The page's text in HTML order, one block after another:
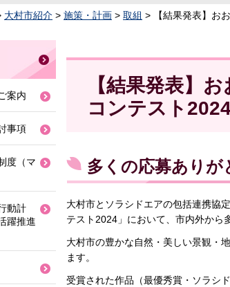
大村市紹介 > 施策・計画 > 取組 > 【結果発表】お
【結果発表】
コンテスト
多くの応募ありが
大村市とソラシドエアの包括連携協
テスト2024」において、市内外から
大村市の豊かな自然・美しい景観・
ます。
受賞された作品（最優秀賞・ソラシ
案内
事項
度（マ
動計
躍推進